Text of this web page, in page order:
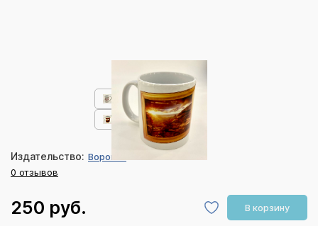
Издательство: Воронин
0 отзывов
250 руб. В корзину